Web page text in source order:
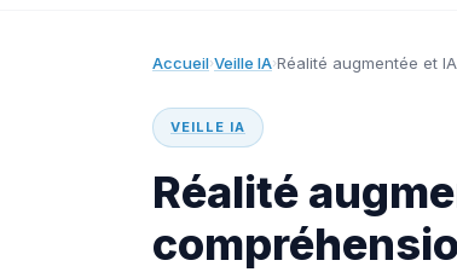
Accueil›Veille IA›Réalité augmentée et
VEILLE IA
Réalité